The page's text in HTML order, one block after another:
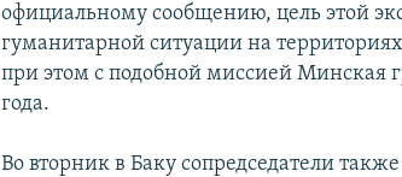
официальному сообщению, цель этой
гуманитарной ситуации на
при этом с подобной миссией Минская
года.
Во вторник в Баку сопредседатели